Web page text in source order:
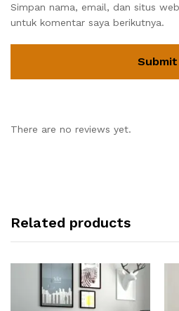
Simpan nama, email, dan situs
untuk komentar saya berikutnya.
There are no reviews yet.
Related products